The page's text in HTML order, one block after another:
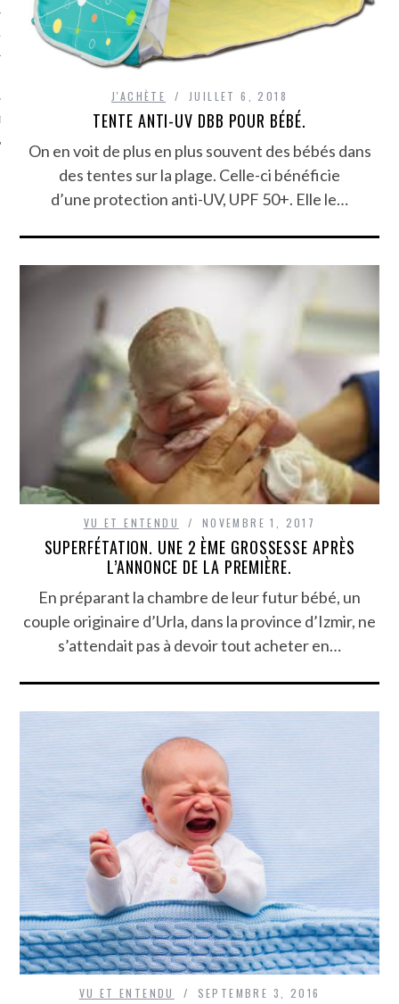
ARCACHON
J'ACHÈTE JUILLET 6, 2018
TENTE ANTI-UV DBB POUR BÉBÉ.
On en voit de plus en plus souvent des bébés dans
des tentes sur la plage. Celle-ci bénéficie
d’une protection anti-UV, UPF 50+. Elle le…
VU ET ENTENDU NOVEMBRE 1, 2017
SUPERFÉTATION. UNE 2 ÈME GROSSESSE APRÈS
L’ANNONCE DE LA PREMIÈRE.
En préparant la chambre de leur futur bébé, un
couple originaire d’Urla, dans la province d’Izmir, ne
s’attendait pas à devoir tout acheter en…
VU ET ENTENDU SEPTEMBRE 3, 2016